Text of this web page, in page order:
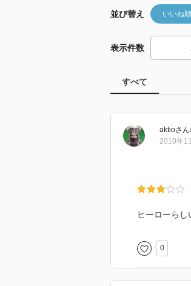
並び替え いいね順
表示件数
すべて
aktioさん
2010年
ヒーローら
0